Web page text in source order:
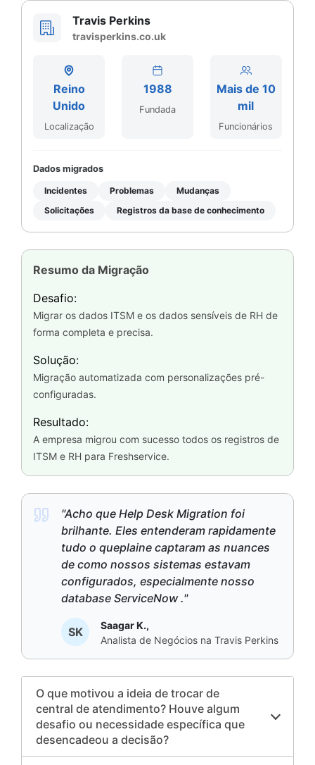
Travis Perkins
travisperkins.co.uk
Reino
Unido
Localização
1988
Fundada
Mais de 10
mil
Funcionários
Dados migrados
Incidentes Problemas
Mudanças
Solicitações
Registros da base de conhecimento
Resumo da Migração
Desafio:
Migrar os dados ITSM e os dados sensíveis de RH de
forma completa e precisa.
Solução:
Migração automatizada com personalizações pré-
configuradas.
Resultado:
A empresa migrou com sucesso todos os registros de
ITSM e RH para Freshservice.
"Acho que Help Desk Migration foi
brilhante. Eles entenderam rapidamente
tudo o queplaine captaram as nuances
de como nossos sistemas estavam
configurados, especialmente nosso
database ServiceNow ."
SK
Saagar K.,
Analista de Negócios na Travis Perkins
O que motivou a ideia de trocar de
central de atendimento? Houve algum
desafio ou necessidade específica que
desencadeou a decisão?